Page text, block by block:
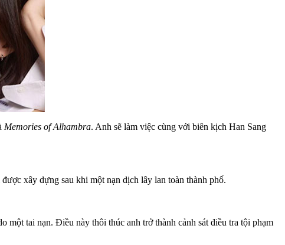
Memories of Alhambra. Anh sẽ làm việc cùng với biên kịch Han Sang
xây dựng sau khi một nạn dịch lây lan toàn thành phố.
tai nạn. Điều này thôi thúc anh trở thành cảnh sát điều tra tội phạm